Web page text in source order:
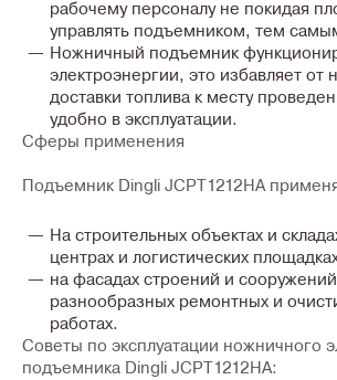
рабочему персоналу не покидая
управлять подъемником, тем
Ножничный подъемник
электроэнергии, это избавляет от
доставки топлива к месту
удобно в эксплуатации.
Сферы применения
Подъемник Dingli JCPT1212HA
На строительных объектах и
центрах и логистических
на фасадах строений и
разнообразных ремонтных и
работах.
Советы по эксплуатации ножничного
подъемника Dingli JCPT1212HA: